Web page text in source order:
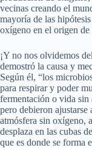
vecinas creando el
mayoría de las
oxígeno en el origen de
¡Y no nos olvidemos
demostró la causa y
Según él, “los
para respirar y poder
fermentación o vida sin
pero debieron ajustarse
atmósfera sin oxígeno,
desplaza en las cubas
que es donde se forma